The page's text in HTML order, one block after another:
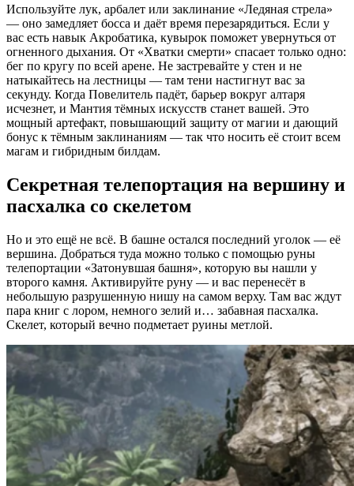
Используйте лук, арбалет или заклинание «Ледяная стрела»
— оно замедляет босса и даёт время перезарядиться. Если у
вас есть навык Акробатика, кувырок поможет увернуться от
огненного дыхания. От «Хватки смерти» спасает только одно:
бег по кругу по всей арене. Не застревайте у стен и не
натыкайтесь на лестницы — там тени настигнут вас за
секунду. Когда Повелитель падёт, барьер вокруг алтаря
исчезнет, и Мантия тёмных искусств станет вашей. Это
мощный артефакт, повышающий защиту от магии и дающий
бонус к тёмным заклинаниям — так что носить её стоит всем
магам и гибридным билдам.
Секретная телепортация на вершину и
пасхалка со скелетом
Но и это ещё не всё. В башне остался последний уголок — её
вершина. Добраться туда можно только с помощью руны
телепортации «Затонувшая башня», которую вы нашли у
второго камня. Активируйте руну — и вас перенесёт в
небольшую разрушенную нишу на самом верху. Там вас ждут
пара книг с лором, немного зелий и… забавная пасхалка.
Скелет, который вечно подметает руины метлой.